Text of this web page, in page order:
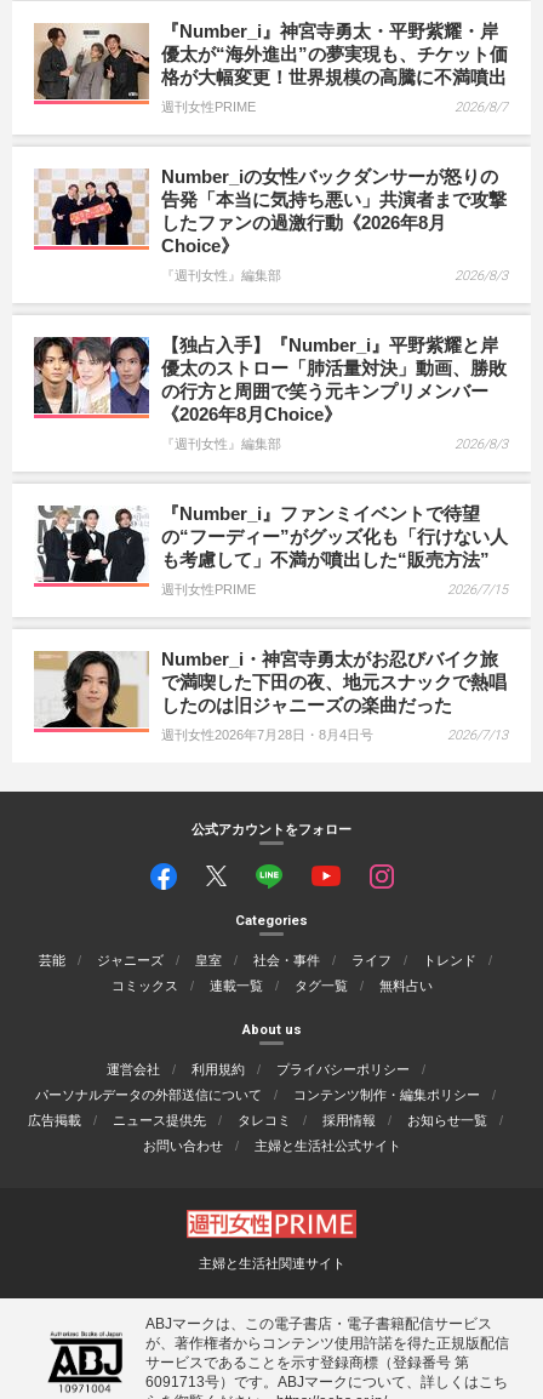
『Number_i』神宮寺勇太・平野紫耀・岸
優太が“海外進出”の夢実現も、チケット価
格が大幅変更！世界規模の高騰に不満噴出
週刊女性PRIME 2026/8/7
Number_iの女性バックダンサーが怒りの
告発「本当に気持ち悪い」共演者まで攻撃
したファンの過激行動《2026年8月
Choice》
『週刊女性』編集部 2026/8/3
【独占入手】『Number_i』平野紫耀と岸
優太のストロー「肺活量対決」動画、勝敗
の行方と周囲で笑う元キンプリメンバー
《2026年8月Choice》
『週刊女性』編集部 2026/8/3
『Number_i』ファンミイベントで待望
の“フーディー”がグッズ化も「行けない人
も考慮して」不満が噴出した“販売方法”
週刊女性PRIME 2026/7/15
Number_i・神宮寺勇太がお忍びバイク旅
で満喫した下田の夜、地元スナックで熱唱
したのは旧ジャニーズの楽曲だった
週刊女性2026年7月28日・8月4日号 2026/7/13
公式アカウントをフォロー
Categories
芸能 ジャニーズ 皇室 社会・事件 ライフ
トレンド
コミックス
連載一覧 タグ一覧 無料占い
About us
運営会社 利用規約
プライバシーポリシー
パーソナルデータの外部送信について
コンテンツ制作・編集ポリシー
広告掲載
ニュース提供先 タレコミ 採用情報
お知らせ一覧
お問い合わせ
主婦と生活社公式サイト
主婦と生活社関連サイト
ABJマークは、この電子書店・電子書籍配信サービス
が、著作権者からコンテンツ使用許諾を得た正規版配信
サービスであることを示す登録商標（登録番号 第
6091713号）です。ABJマークについて、詳しくはこち